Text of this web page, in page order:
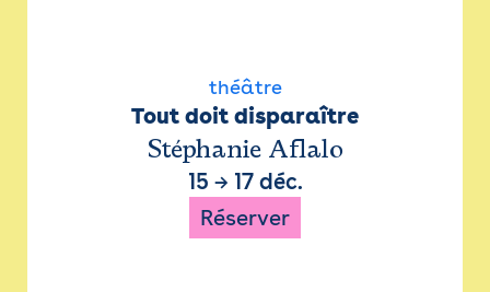
théâtre
Tout doit disparaître
Stéphanie Aflalo
15 → 17 déc.
Réserver